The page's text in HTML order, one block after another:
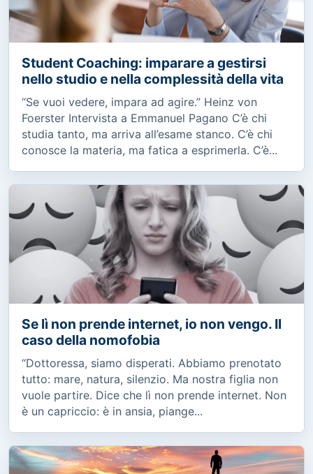
Student Coaching: imparare a gestirsi
nello studio e nella complessità della vita
“Se vuoi vedere, impara ad agire.” Heinz von
Foerster Intervista a Emmanuel Pagano C’è chi
studia tanto, ma arriva all’esame stanco. C’è chi
conosce la materia, ma fatica a esprimerla. C’è...
Se lì non prende internet, io non vengo. Il
caso della nomofobia
“Dottoressa, siamo disperati. Abbiamo prenotato
tutto: mare, natura, silenzio. Ma nostra figlia non
vuole partire. Dice che lì non prende internet. Non
è un capriccio: è in ansia, piange...